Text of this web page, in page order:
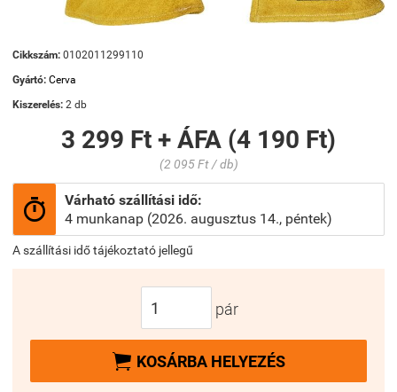
Cikkszám: 0102011299110
Gyártó: Cerva
Kiszerelés: 2 db
3 299 Ft + ÁFA (4 190 Ft)
(2 095 Ft / db)

Várható szállítási idő:
4 munkanap (2026. augusztus 14., péntek)
A szállítási idő tájékoztató jellegű
pár
 KOSÁRBA HELYEZÉS